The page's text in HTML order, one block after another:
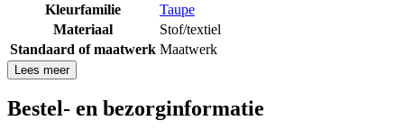
Kleurfamilie
Taupe
Materiaal
Stof/textiel
Standaard of maatwerk Maatwerk
Lees meer
Bestel- en bezorginformatie